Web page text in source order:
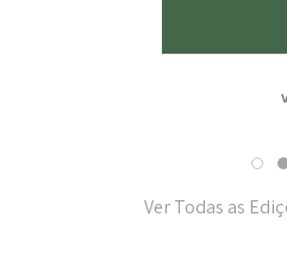
v. 19
Ver Todas as